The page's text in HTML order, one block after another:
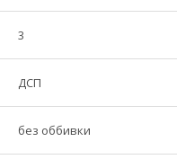
3
ДСП
без оббивки